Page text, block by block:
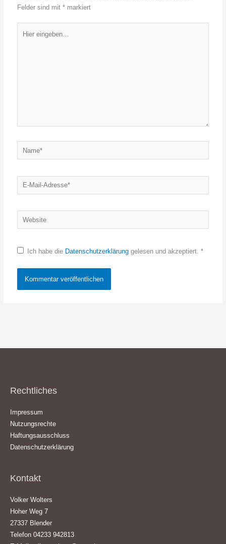
Felder sind mit* markiert
eingeben…
Name*
E-
Mail-
Website
Ich habe die Datenschutzerklärunggelesen und akzeptiert. *
Rechtliches
Impressum
Nutzungsrechte
Haftungsausschluss
Datenschutzerklärung
Kontakt
Volker Wolters
Hoher Weg 7
27337 Blender
Telefon 04233 942813